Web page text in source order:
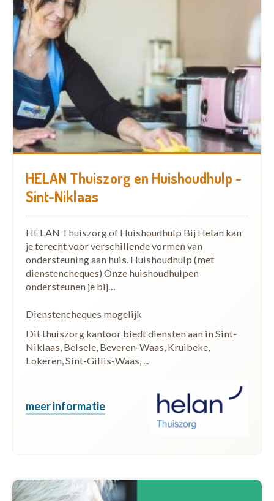
HELAN Thuiszorg en Huishoudhulp -
Sint-Niklaas
HELAN Thuiszorg of Huishoudhulp Bij Helan kan
je terecht voor verschillende vormen van
ondersteuning aan huis. Huishoudhulp (met
dienstencheques) Onze huishoudhulpen
ondersteunen je bij…
Dienstencheques mogelijk
Dit thuiszorg kantoor biedt diensten aan in Sint-
Niklaas, Belsele, Beveren-Waas, Kruibeke,
Lokeren, Sint-Gillis-Waas, ...
meer informatie